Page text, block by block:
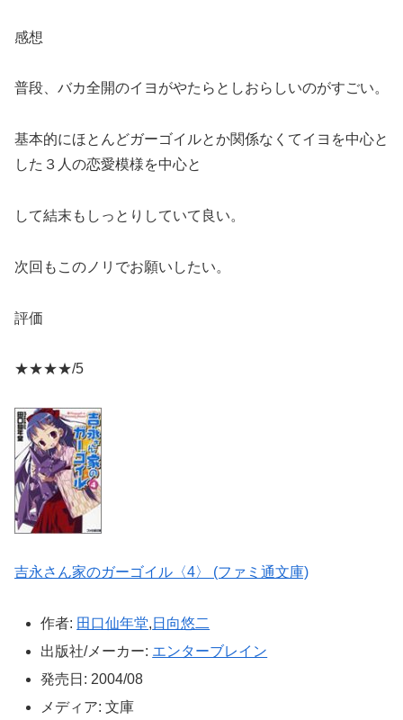
感想
普段、バカ全開のイヨがやたらとしおらしいのがすごい。
基本的にほとんどガーゴイルとか関係なくてイヨを中心と
した３人の恋愛模様を中心と
して結末もしっとりしていて良い。
次回もこのノリでお願いしたい。
評価
★★★★/5
吉永さん家のガーゴイル〈4〉 (ファミ通文庫)
作者: 田口仙年堂, 日向悠二
出版社/メーカー: エンターブレイン
発売日: 2004/08
メディア: 文庫